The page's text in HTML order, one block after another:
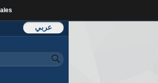
عربي
de